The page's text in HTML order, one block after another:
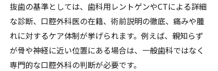
抜歯後のケアまで歯医者が丁寧に対応
痛みが不安な時に役立つ歯医者の工夫とは
歯医者で実践される痛み軽減の最新技術と
は
抜歯の基準としては、歯科用レントゲンやCTによる詳細
な診断、口腔外科医の在籍、術前説明の徹底、痛みや腫
れに対するケア体制が挙げられます。例えば、親知らず
が骨や神経に近い位置にある場合は、一般歯科ではなく
専門的な口腔外科の判断が必要です。